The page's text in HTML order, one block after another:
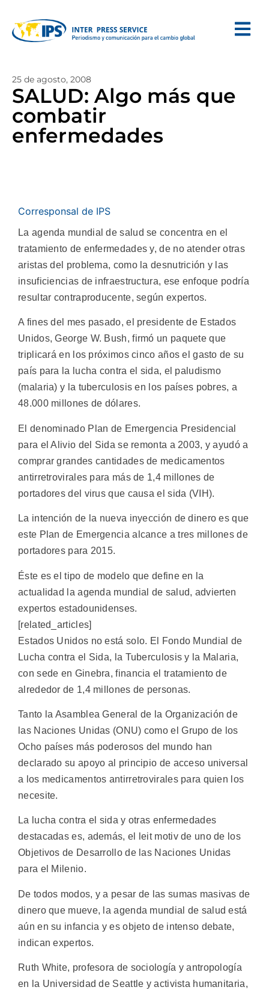
25 de agosto, 2008
SALUD: Algo más que
combatir
enfermedades
Corresponsal de IPS
La agenda mundial de salud se concentra en el
tratamiento de enfermedades y, de no atender otras
aristas del problema, como la desnutrición y las
insuficiencias de infraestructura, ese enfoque podría
resultar contraproducente, según expertos.
A fines del mes pasado, el presidente de Estados
Unidos, George W. Bush, firmó un paquete que
triplicará en los próximos cinco años el gasto de su
país para la lucha contra el sida, el paludismo
(malaria) y la tuberculosis en los países pobres, a
48.000 millones de dólares.
El denominado Plan de Emergencia Presidencial
para el Alivio del Sida se remonta a 2003, y ayudó a
comprar grandes cantidades de medicamentos
antirretrovirales para más de 1,4 millones de
portadores del virus que causa el sida (VIH).
La intención de la nueva inyección de dinero es que
este Plan de Emergencia alcance a tres millones de
portadores para 2015.
Éste es el tipo de modelo que define en la
actualidad la agenda mundial de salud, advierten
expertos estadounidenses.
[related_articles]
Estados Unidos no está solo. El Fondo Mundial de
Lucha contra el Sida, la Tuberculosis y la Malaria,
con sede en Ginebra, financia el tratamiento de
alrededor de 1,4 millones de personas.
Tanto la Asamblea General de la Organización de
las Naciones Unidas (ONU) como el Grupo de los
Ocho países más poderosos del mundo han
declarado su apoyo al principio de acceso universal
a los medicamentos antirretrovirales para quien los
necesite.
La lucha contra el sida y otras enfermedades
destacadas es, además, el leit motiv de uno de los
Objetivos de Desarrollo de las Naciones Unidas
para el Milenio.
De todos modos, y a pesar de las sumas masivas de
dinero que mueve, la agenda mundial de salud está
aún en su infancia y es objeto de intenso debate,
indican expertos.
Ruth White, profesora de sociología y antropología
en la Universidad de Seattle y activista humanitaria,